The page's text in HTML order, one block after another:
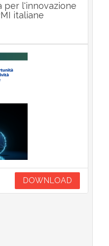
per l'innovazione
italiane
DOWNLOAD